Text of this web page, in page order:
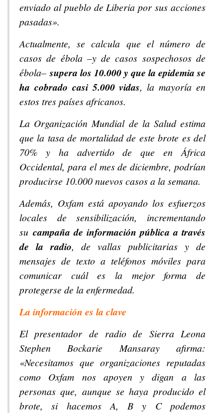
enviado al pueblo de Liberia por sus acciones
pasadas».
Actualmente, se calcula que el número de
casos de ébola –y de casos sospechosos de
ébola– supera los 10.000 y que la epidemia se
ha cobrado casi 5.000 vidas, la mayoría en
estos tres países africanos.
La Organización Mundial de la Salud estima
que la tasa de mortalidad de este brote es del
70% y ha advertido de que en África
Occidental, para el mes de diciembre, podrían
producirse 10.000 nuevos casos a la semana.
Además, Oxfam está apoyando los esfuerzos
locales de sensibilización, incrementando
su campaña de información pública a través
de la radio, de vallas publicitarias y de
mensajes de texto a teléfonos móviles para
comunicar cuál es la mejor forma de
protegerse de la enfermedad.
La información es la clave
El presentador de radio de Sierra Leona
Stephen Bockarie Mansaray afirma:
«Necesitamos que organizaciones reputadas
como Oxfam nos apoyen y digan a las
personas que, aunque se haya producido el
brote, si hacemos A, B y C podemos